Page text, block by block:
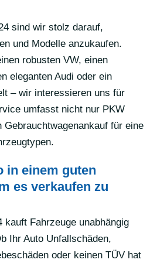
sind wir stolz darauf,
und Modelle anzukaufen.
robusten VW, einen
eleganten Audi oder ein
– wir interessieren uns für
umfasst nicht nur PKW
Gebrauchtwagenankauf für eine
in einem guten
es verkaufen zu
kauft Fahrzeuge unabhängig
Ihr Auto Unfallschäden,
oder keinen TÜV hat